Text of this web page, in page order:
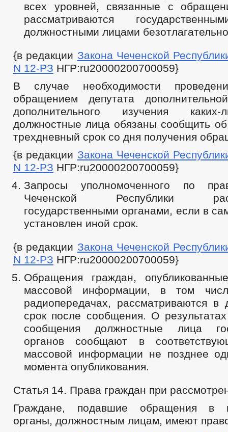
всех уровней, связанные с
рассматриваются
должностными лицами
{в редакции Закона Чеченской
N 12-РЗ НГР:ru20000200700059}
В случае необходимости
обращением депутата
дополнительного изучения
должностные лица обязаны сообщить
трехдневный срок со дня получения
{в редакции Закона Чеченской
N 12-РЗ НГР:ru20000200700059}
Запросы уполномоченного по
Чеченской Республики
государственными органами, если в
установлен иной срок.
{в редакции Закона Чеченской
N 12-РЗ НГР:ru20000200700059}
Обращения граждан,
массовой информации, в том
радиопередачах, рассматриваются в
срок после сообщения. О
сообщения должностные лица
органов сообщают в
массовой информации не позднее
момента опубликования.
Статья 14. Права граждан при
Граждане, подавшие обращения в
органы, должностным лицам, имеют